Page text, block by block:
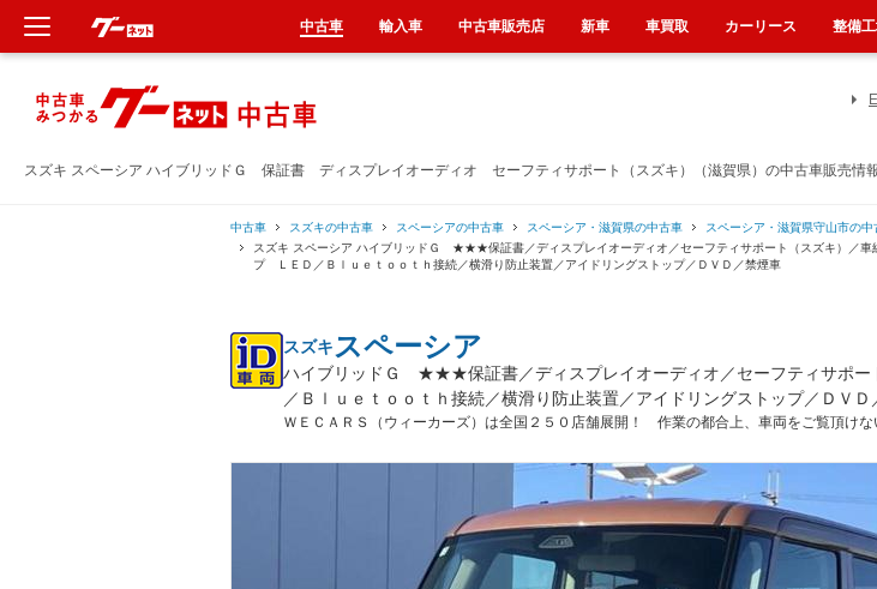
スズキ スペーシア ハイブリッドＧ 保証書 ディスプレイオーディオ セーフティサポート（スズキ）（滋賀県）の中古車販売情
中古車 スズキの中古車 スペーシアの中古車 スペーシア・滋賀県の中古車
スペーシア・滋賀県守山市の中
スズキ スペーシア ハイブリッドＧ ★★★保証書／ディスプレイオーディオ／セーフティサポート（スズキ）／車
プ ＬＥＤ／Ｂｌｕｅｔｏｏｔｈ接続／横滑り防止装置／アイドリングストップ／ＤＶＤ／禁煙車
スズキスペーシア
ハイブリッドＧ ★★★保証書／ディスプレイオーディオ／セーフティサポー
／Ｂｌｕｅｔｏｏｔｈ接続／横滑り防止装置／アイドリングストップ／ＤＶＤ
ＷＥＣＡＲＳ（ウィーカーズ）は全国２５０店舗展開！ 作業の都合上、車両をご覧頂け
中古車 輸入車 中古車販売店 新車 車買取 カーリース 整備
新車
中古車